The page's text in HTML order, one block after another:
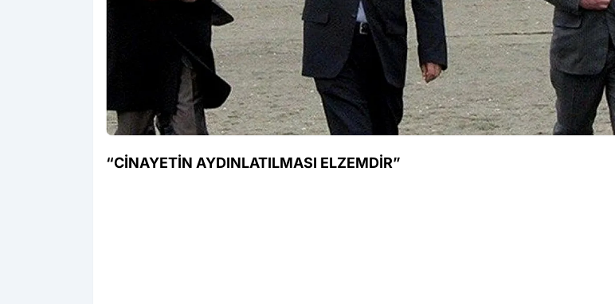
“CİNAYETİN AYDINLATILMASI ELZEMDİR”